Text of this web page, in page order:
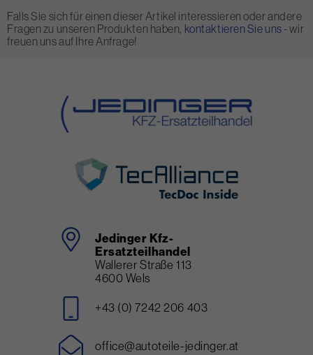
Falls Sie sich für einen dieser Artikel interessieren oder andere
Fragen zu unseren Produkten haben, kontaktieren Sie uns- wir
freuen uns auf Ihre Anfrage!
Jedinger Kfz-
Ersatzteilhandel
Wallerer Straße 113
4600 Wels
+43 (0) 7242 206 403
office@autoteile-jedinger.at